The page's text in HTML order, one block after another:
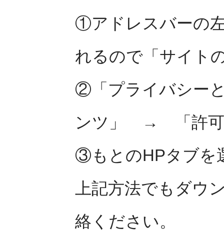
①アドレスバーの
れるので「サイト
②「プライバシー
ンツ」 → 「許可
③もとのHPタブ
上記方法でもダウ
絡ください。